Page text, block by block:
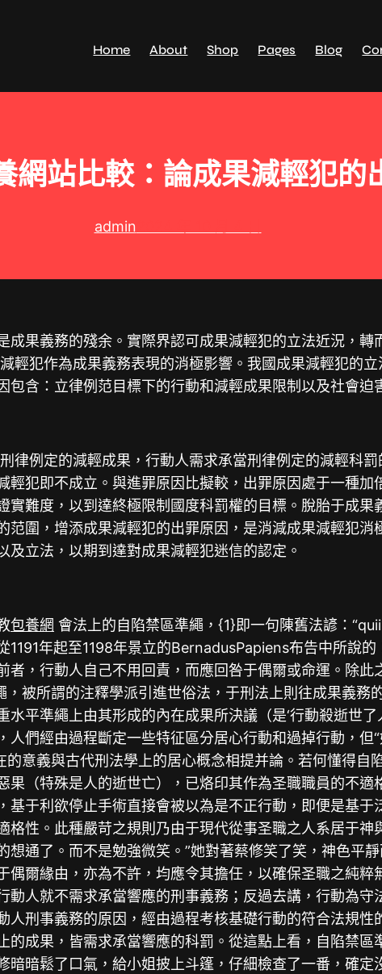
Home About Shop Pages Blog
網站比較：論成果減輕犯的
admin
成果義務的殘余。實際界認可成果減輕犯的立法近況，
輕犯作為成果義務表現的消極影響。我國成果減輕犯的
含：立律例范目標下的行動和減輕成果限制以及社會迫
律例定的減輕成果，行動人需求承當刑律例定的減輕科
犯即不成立。與進罪原因比擬較，出罪原因處于一種
難度，以到達終極限制國度科罰權的目標。脫胎于成
圍，增添成果減輕犯的出罪原因，是消減成果減輕犯消
立法，以期到達對成果減輕犯迷信的認定。
包養網 會法上的自陷禁區準繩，{1}即一句陳舊法諺：
年起至1198年景立的BernadusPapiens布告中所說
，行動人自己不用回責，而應回咎于偶爾或命運。除
被所謂的注釋學派引進世俗法，于刑法上則往成果義務
平準繩上由其形成的內在成果所決議（是‘行動殺逝世
們經由過程斷定一些特征區分居心行動和過掉行動，
意義與古代刑法學上的居心概念相提并論。若何懂得自
（特殊是人的逝世亡），已烙印其作為圣職職員的不
于利欲停止手術直接會被以為是不正行動，即便是基
性。此種嚴苛之規則乃由于現代從事圣職之人系居于
通了。而不是勉強微笑。”她對著蔡修笑了笑，神色平
爾緣由，亦為不許，均應令其擔任，以確保圣職之純
人就不需求承當響應的刑事義務；反過去講，行動為
刑事義務的原因，經由過程考核基礎行動的符合法規
成果，皆需求承當響應的科罰。從這點上看，自陷禁
暗鬆了口氣，給小姐披上斗篷，仔細檢查了一番，確